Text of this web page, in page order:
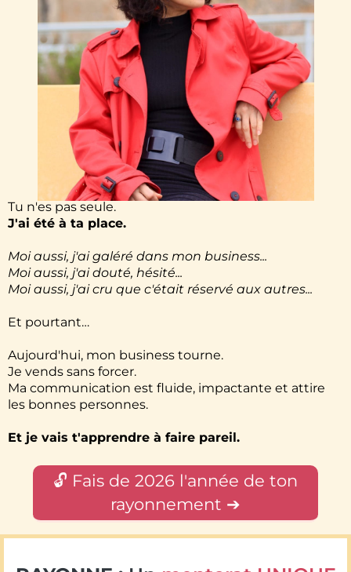
Tu n'es pas seule.
J'ai été à ta place.
Moi aussi, j'ai galéré dans mon business...
Moi aussi, j'ai douté, hésité...
Moi aussi, j'ai cru que c'était réservé aux autres...
Et pourtant…
Aujourd'hui, mon business tourne.
Je vends sans forcer.
Ma communication est fluide, impactante et attire
les bonnes personnes.
Et je vais t'apprendre à faire pareil.
🔓 Fais de 2026 l'année de ton
rayonnement ➔